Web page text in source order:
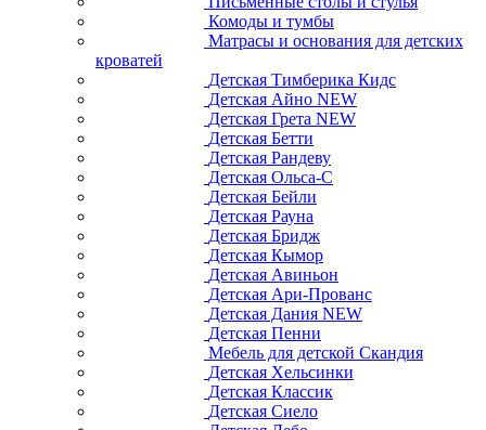
Комоды и тумбы
Матрасы и основания для детских
кроватей
Детская Тимберика Кидс
Детская Айно NEW
Детская Грета NEW
Детская Бетти
Детская Рандеву
Детская Ольса-С
Детская Бейли
Детская Рауна
Детская Бридж
Детская Кымор
Детская Авиньон
Детская Ари-Прованс
Детская Дания NEW
Детская Пенни
Мебель для детской Скандия
Детская Хельсинки
Детская Классик
Детская Сиело